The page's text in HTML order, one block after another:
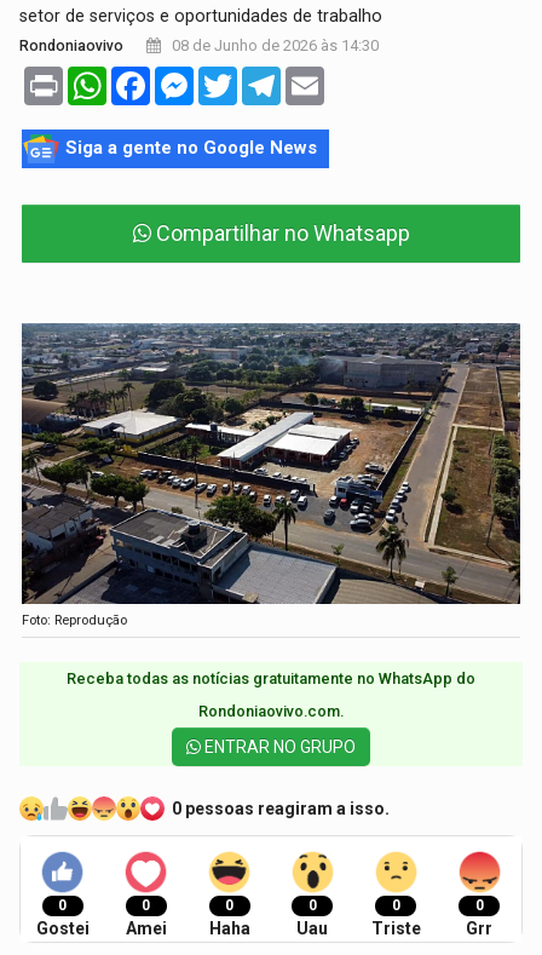
setor de serviços e oportunidades de trabalho
Rondoniaovivo 08 de Junho de 2026 às 14:30
Print WhatsAppFacebookMessenger
TwitterTelegram
Siga a gente no Google News
Compartilhar no Whatsapp
Foto: Reprodução
Receba todas as notícias gratuitamente no WhatsApp do
Rondoniaovivo.com.​
ENTRAR NO GRUPO
0 pessoas reagiram a isso.
0
Gostei
0
Amei
0
Haha
0
Uau
0
Triste
0
Grr